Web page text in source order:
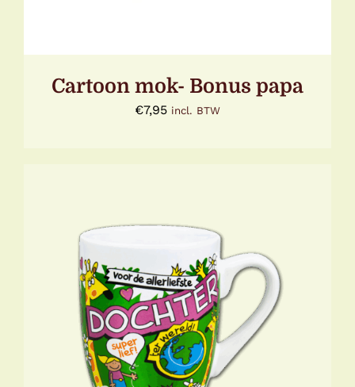
Cartoon mok- Bonus papa
€7,95 incl. BTW
TOEVOEGEN AAN WINKELWAGEN
/
DETAILS